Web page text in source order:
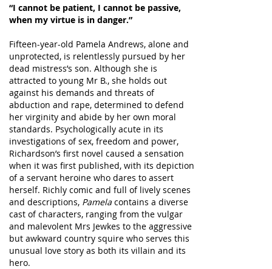
“I cannot be patient, I cannot be passive,
when my virtue is in danger.”
Fifteen-year-old Pamela Andrews, alone and
unprotected, is relentlessly pursued by her
dead mistress’s son. Although she is
attracted to young Mr B., she holds out
against his demands and threats of
abduction and rape, determined to defend
her virginity and abide by her own moral
standards. Psychologically acute in its
investigations of sex, freedom and power,
Richardson’s first novel caused a sensation
when it was first published, with its depiction
of a servant heroine who dares to assert
herself. Richly comic and full of lively scenes
and descriptions, Pamela contains a diverse
cast of characters, ranging from the vulgar
and malevolent Mrs Jewkes to the aggressive
but awkward country squire who serves this
unusual love story as both its villain and its
hero.